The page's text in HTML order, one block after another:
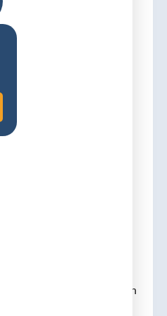
31-10-1856). Llicenciat en
el 1830. Feu